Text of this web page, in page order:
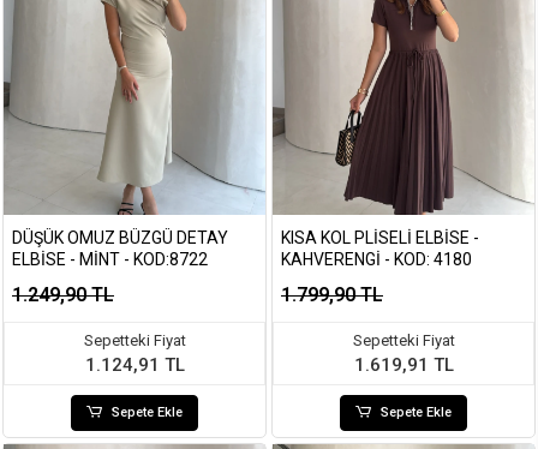
DÜŞÜK OMUZ BÜZGÜ DETAY
ELBISE - MINT - KOD:8722
1.249,90 TL
Sepetteki Fiyat
1.124,91 TL
Sepete Ekle
KISA KOL PLISELI ELBISE -
KAHVERENGI - KOD: 4180
1.799,90 TL
Sepetteki Fiyat
1.619,91 TL
Sepete Ekle